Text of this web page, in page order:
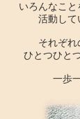
いろんなこと
活動して
それぞ
ひとつひと
一歩